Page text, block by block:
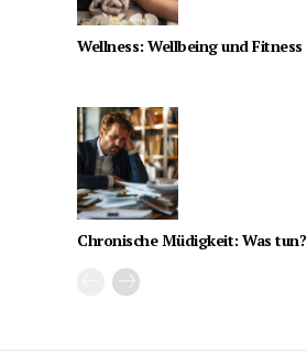
Wellness: Wellbeing und Fitness
Chronische Müdigkeit: Was tun?